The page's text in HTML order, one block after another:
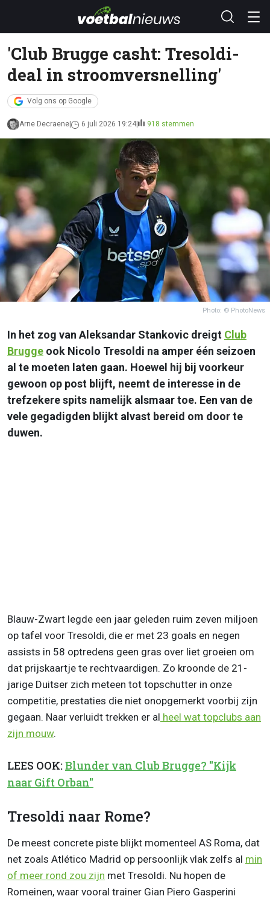
'Club Brugge casht: Tresoldi-
deal in stroomversnelling'
Volg ons op Google
Arne Decraene 6 juli 2026 19:24 918 stemmen
Photo: © PhotoNews
In het zog van Aleksandar Stankovic dreigt Club
Brugge ook Nicolo Tresoldi na amper één seizoen
al te moeten laten gaan. Hoewel hij bij voorkeur
gewoon op post blijft, neemt de interesse in de
trefzekere spits namelijk alsmaar toe. Een van de
vele gegadigden blijkt alvast bereid om door te
duwen.
Blauw-Zwart legde een jaar geleden ruim zeven miljoen
op tafel voor Tresoldi, die er met 23 goals en negen
assists in 58 optredens geen gras over liet groeien om
dat prijskaartje te rechtvaardigen. Zo kroonde de 21-
jarige Duitser zich meteen tot topschutter in onze
competitie, prestaties die niet onopgemerkt voorbij zijn
gegaan. Naar verluidt trekken er al heel wat topclubs aan
zijn mouw.
LEES OOK:Blunder van Club Brugge? "Kijk
naar Gift Orban"
Tresoldi naar Rome?
De meest concrete piste blijkt momenteel AS Roma, dat
net zoals Atlético Madrid op persoonlijk vlak zelfs al min
of meer rond zou zijn met Tresoldi. Nu hopen de
Romeinen, waar vooral trainer Gian Piero Gasperini